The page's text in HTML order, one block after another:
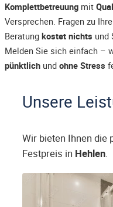
Komplettbetreuung mit
Versprechen. Fragen zu
Beratung kostet nichts und
Melden Sie sich einfach –
pünktlich und ohne Stress
Unsere
Wir bieten Ihnen die
Festpreis in Hehlen.